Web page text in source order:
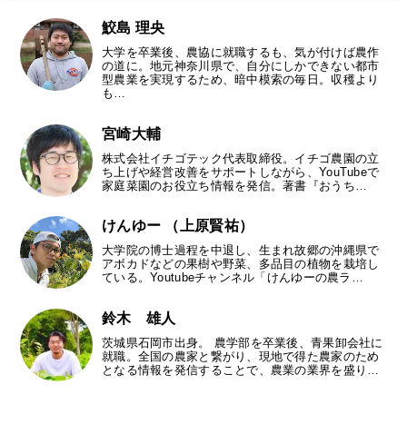
鮫島 理央
大学を卒業後、農協に就職するも、気が付けば農作
の道に。地元神奈川県で、自分にしかできない都市
型農業を実現するため、暗中模索の毎日。収穫より
も…
宮崎大輔
株式会社イチゴテック代表取締役。イチゴ農園の立
ち上げや経営改善をサポートしながら、YouTubeで
家庭菜園のお役立ち情報を発信。著書『おうち…
けんゆー （上原賢祐）
大学院の博士過程を中退し、生まれ故郷の沖縄県で
アボカドなどの果樹や野菜、多品目の植物を栽培し
ている。Youtubeチャンネル「けんゆーの農ラ…
鈴木 雄人
茨城県石岡市出身。 農学部を卒業後、青果卸会社に
就職。全国の農家と繋がり、現地で得た農家のため
となる情報を発信することで、農業の業界を盛り…